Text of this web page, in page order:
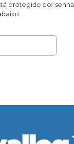
protegido por